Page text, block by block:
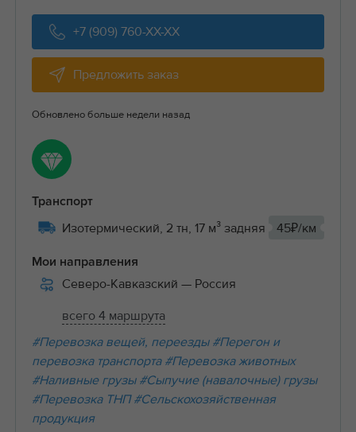
+7 (909) 760-XX-XX
Предложить заказ
Обновлено больше недели назад
Транспорт
Изотермический, 2 тн, 17 м³ задняя 45₽/км
Мои направления
Северо-Кавказский — Россия
всего 4 маршрута
#Перевозка вещей, переезды #Перегон и
перевозка транспорта #Перевозка животных
#Наливные грузы #Сыпучие (навалочные) грузы
#Перевозка ТНП #Сельскохозяйственная
продукция